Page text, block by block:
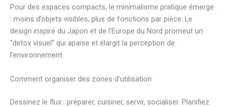
Pour des espaces compacts, le minimalisme pratique émerge
: moins d’objets visibles, plus de fonctions par pièce. Le
design inspiré du Japon et de l’Europe du Nord promeut un
“detox visuel” qui apaise et élargit la perception de
l’environnement.
Comment organiser des zones d’utilisation
Dessinez le flux : préparer, cuisiner, servir, socialiser. Planifiez